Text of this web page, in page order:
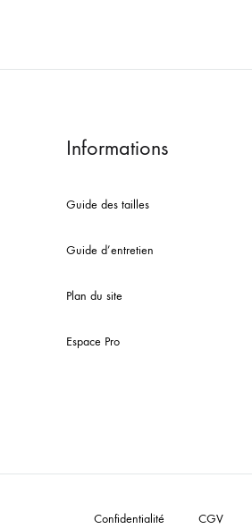
Informations
Guide des tailles
Guide d’entretien
Plan du site
Espace Pro
Confidentialité CGV